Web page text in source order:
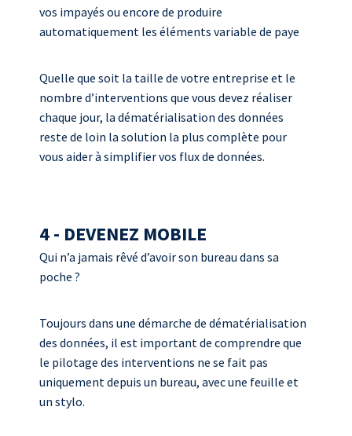
vos impayés ou encore de produire
automatiquement les éléments variable de paye
Quelle que soit la taille de votre entreprise et le
nombre d’interventions que vous devez réaliser
chaque jour, la dématérialisation des données
reste de loin la solution la plus complète pour
vous aider à simplifier vos flux de données.
4 - DEVENEZ MOBILE
Qui n’a jamais rêvé d’avoir son bureau dans sa
poche ?
Toujours dans une démarche de dématérialisation
des données, il est important de comprendre que
le pilotage des interventions ne se fait pas
uniquement depuis un bureau, avec une feuille et
un stylo.